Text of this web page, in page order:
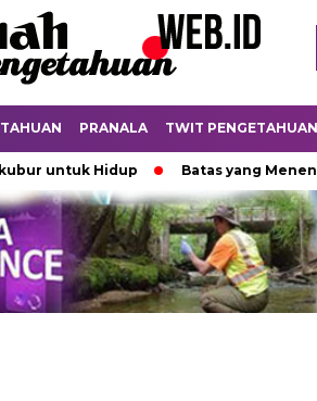
PRANALA TWIT PENGETAHUAN
Hidup Batas yang Menentukan